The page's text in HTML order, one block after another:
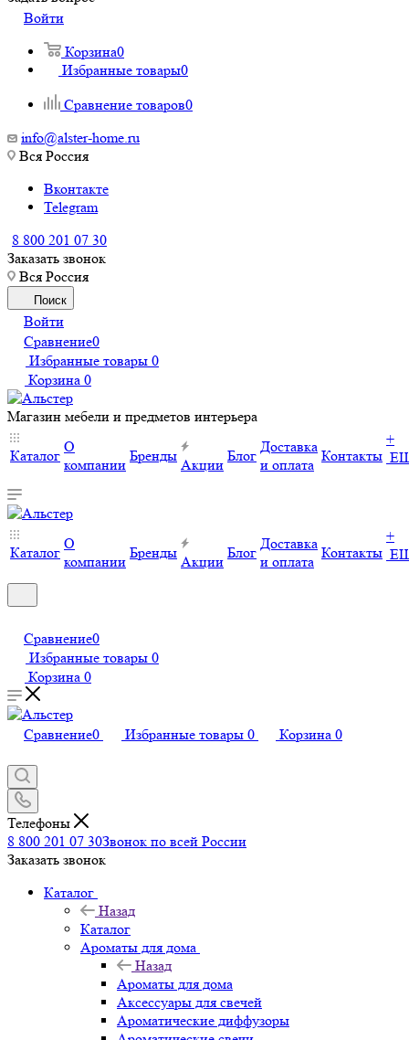
Войти
Корзина0
Избранные товары0
Сравнение товаров0
info@alster-home.ru
Вся Россия
Вконтакте
Telegram
8 800 201 07 30
Заказать звонок
Вся Россия
Поиск
Войти
Сравнение0
Избранные товары 0
Корзина 0
Магазин мебели и предметов интерьера
Каталог
О
компании
Бренды
Акции
Блог
Доставка
и оплата
Контакты
+
Каталог
О
компании
Бренды
Акции
Блог
Доставка
и оплата
Контакты
+
Сравнение0
Избранные товары 0
Корзина 0
Сравнение0 Избранные товары 0 Корзина 0
Телефоны
8 800 201 07 30Звонок по всей России
Заказать звонок
Каталог
Назад
Каталог
Ароматы для дома
Назад
Ароматы для дома
Аксессуары для свечей
Ароматические диффузоры